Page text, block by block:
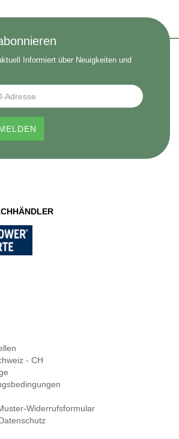
Informiert über Neuigkeiten und
- CH
Widerrufsformular